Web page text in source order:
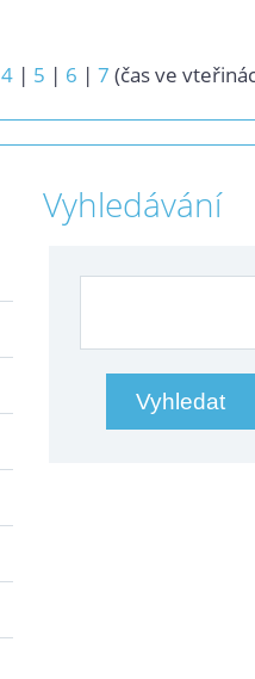
4 | 5 | 6 | 7 (čas ve
Vyhledávání